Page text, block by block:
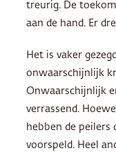
treurig. De
aan de hand. Er
Het is vaker
onwaarschijnlijk
Onwaarschijnlijk
verrassend.
hebben de peilers
voorspeld. Heel